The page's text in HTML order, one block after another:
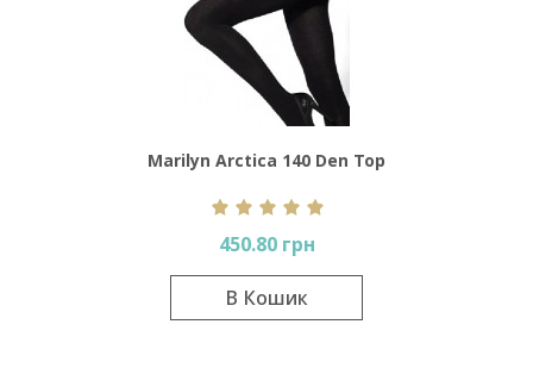
Marilyn Arctica 140 Den Top
Comfort
450.80 грн
В Кошик